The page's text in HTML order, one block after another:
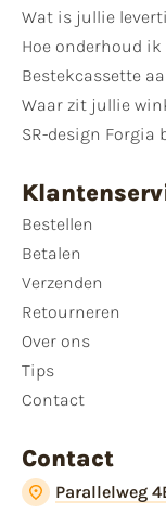
Wat is jullie
Hoe onderhoud
Bestekcassette
Waar zit jullie
SR-design Forgia
Bestellen
Betalen
Verzenden
Retourneren
Over ons
Tips
Contact
Contact
Parallelweg